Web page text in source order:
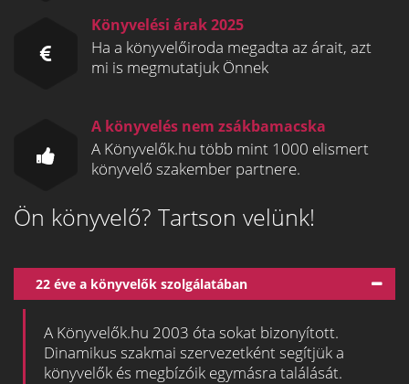
Könyvelési árak 2025
Ha a könyvelőiroda megadta az árait, azt
mi is megmutatjuk Önnek
A könyvelés nem zsákbamacska
A Könyvelők.hu több mint 1000 elismert
könyvelő szakember partnere.
Ön könyvelő? Tartson velünk!
22 éve a könyvelők szolgálatában
A Könyvelők.hu 2003 óta sokat bizonyított.
Dinamikus szakmai szervezetként segítjük a
könyvelők és megbízóik egymásra találását.